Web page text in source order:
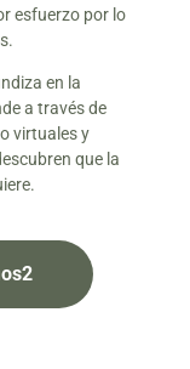
esfuerzo por lo
en la
a través de
virtuales y
que la